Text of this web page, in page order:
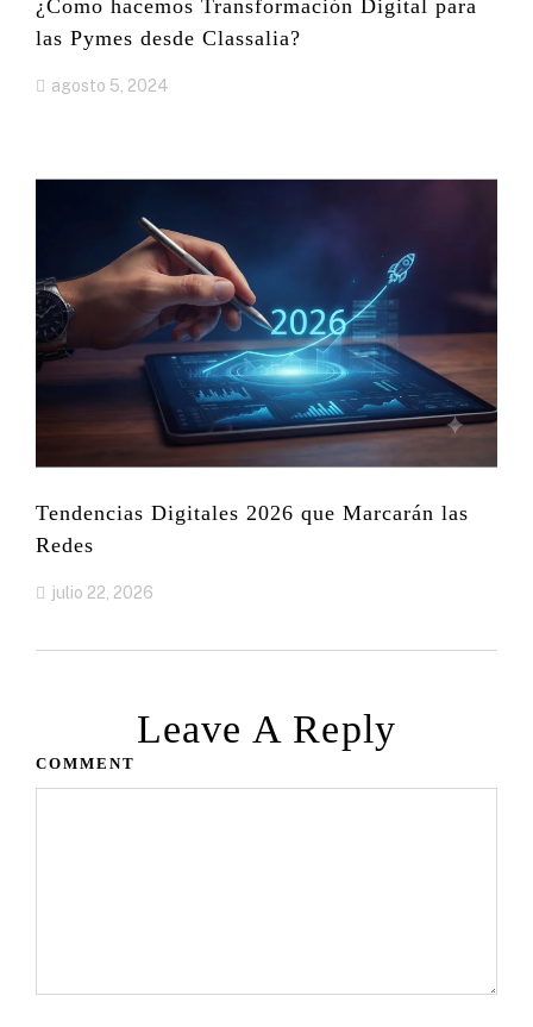
¿Como hacemos Transformación Digital para
las Pymes desde Classalia?
agosto 5, 2024
Tendencias Digitales 2026 que Marcarán las
Redes
julio 22, 2026
Leave A Reply
COMMENT